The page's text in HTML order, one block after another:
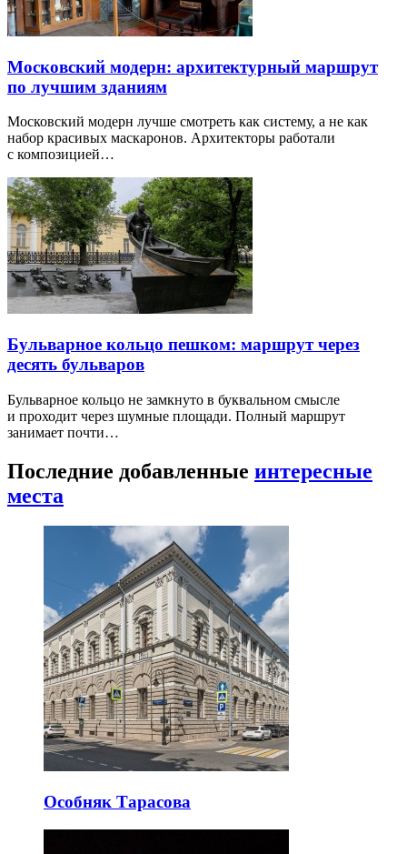
Московский модерн: архитектурный маршрут
по лучшим зданиям
Московский модерн лучше смотреть как систему, а не как
набор красивых маскаронов. Архитекторы работали
с композицией…
Бульварное кольцо пешком: маршрут через
десять бульваров
Бульварное кольцо не замкнуто в буквальном смысле
и проходит через шумные площади. Полный маршрут
занимает почти…
Последние добавленные интересные
места
Особняк Тарасова